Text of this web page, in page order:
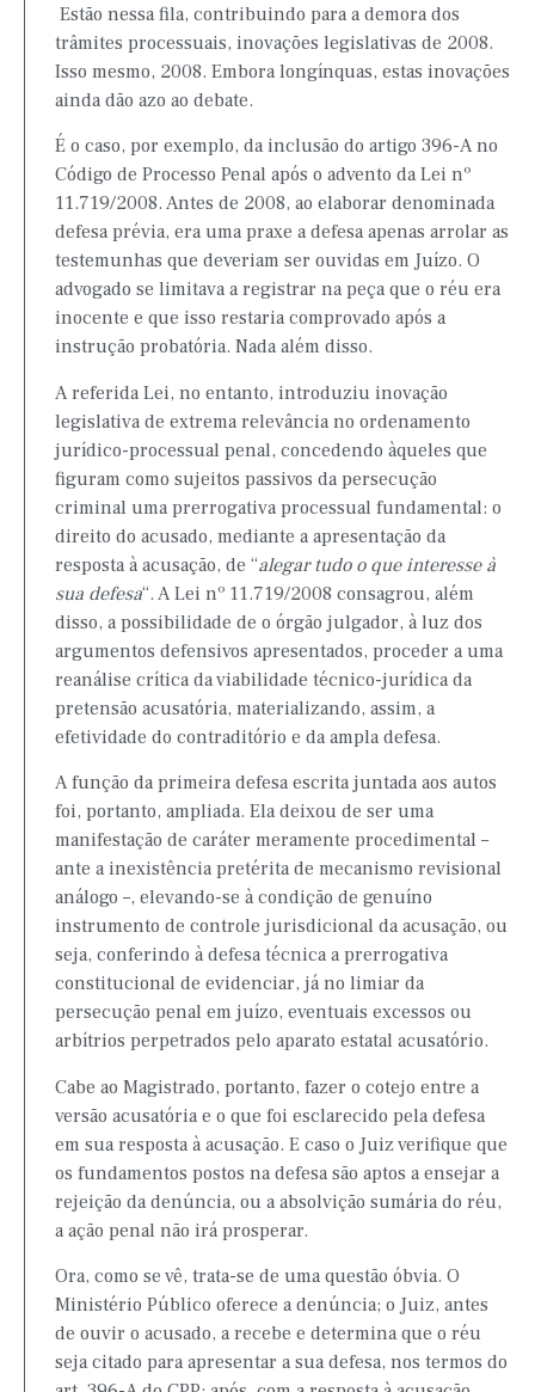
Estão nessa fila, contribuindo para a demora dos
trâmites processuais, inovações legislativas de 2008.
Isso mesmo, 2008. Embora longínquas, estas inovações
ainda dão azo ao debate.
É o caso, por exemplo, da inclusão do artigo 396-A no
Código de Processo Penal após o advento da Lei nº
11.719/2008. Antes de 2008, ao elaborar denominada
defesa prévia, era uma praxe a defesa apenas arrolar as
testemunhas que deveriam ser ouvidas em Juízo. O
advogado se limitava a registrar na peça que o réu era
inocente e que isso restaria comprovado após a
instrução probatória. Nada além disso.
A referida Lei, no entanto, introduziu inovação
legislativa de extrema relevância no ordenamento
jurídico-processual penal, concedendo àqueles que
figuram como sujeitos passivos da persecução
criminal uma prerrogativa processual fundamental: o
direito do acusado, mediante a apresentação da
resposta à acusação, de “alegar tudo o que interesse à
sua defesa“. A Lei nº 11.719/2008 consagrou, além
disso, a possibilidade de o órgão julgador, à luz dos
argumentos defensivos apresentados, proceder a uma
reanálise crítica da viabilidade técnico-jurídica da
pretensão acusatória, materializando, assim, a
efetividade do contraditório e da ampla defesa.
A função da primeira defesa escrita juntada aos autos
foi, portanto, ampliada. Ela deixou de ser uma
manifestação de caráter meramente procedimental –
ante a inexistência pretérita de mecanismo revisional
análogo –, elevando-se à condição de genuíno
instrumento de controle jurisdicional da acusação, ou
seja, conferindo à defesa técnica a prerrogativa
constitucional de evidenciar, já no limiar da
persecução penal em juízo, eventuais excessos ou
arbítrios perpetrados pelo aparato estatal acusatório.
Cabe ao Magistrado, portanto, fazer o cotejo entre a
versão acusatória e o que foi esclarecido pela defesa
em sua resposta à acusação. E caso o Juiz verifique que
os fundamentos postos na defesa são aptos a ensejar a
rejeição da denúncia, ou a absolvição sumária do réu,
a ação penal não irá prosperar.
Ora, como se vê, trata-se de uma questão óbvia. O
Ministério Público oferece a denúncia; o Juiz, antes
de ouvir o acusado, a recebe e determina que o réu
seja citado para apresentar a sua defesa, nos termos do